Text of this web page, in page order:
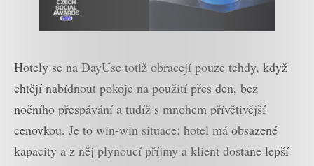
Hotely se na DayUse totiž obracejí pouze tehdy, když
chtějí nabídnout pokoje na použití přes den, bez
nočního přespávání a tudíž s mnohem přívětivější
cenovkou. Je to win-win situace: hotel má obsazené
kapacity a z něj plynoucí příjmy a klient dostane lepší